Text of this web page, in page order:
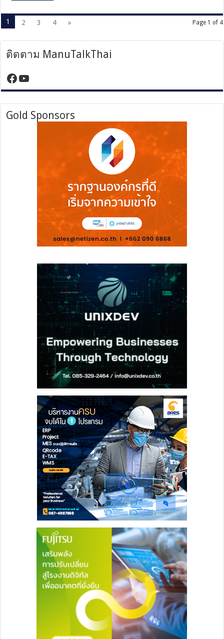
Page 1 of 4
1 2 3 4 »
ติดตาม ManuTalkThai
https://www.facebook.com/
YouTube
Gold Sponsors